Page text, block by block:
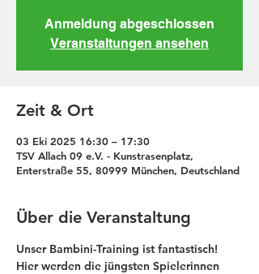
Anmeldung abgeschlossen
Veranstaltungen ansehen
Zeit & Ort
03 Eki 2025 16:30 – 17:30
TSV Allach 09 e.V. - Kunstrasenplatz,
Enterstraße 55, 80999 München, Deutschland
Über die Veranstaltung
Unser Bambini-Training ist fantastisch!
Hier werden die jüngsten Spielerinnen